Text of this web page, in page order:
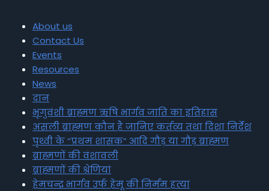
About us
Contact Us
Events
Resources
News
दान
भृगुवंशी ब्राह्मण ऋषि भार्गव जाति का इतिहास
असली ब्राह्मण कौन है जानिए कर्तव्य तथा दिशा निर्देश
पृथ्वी के “प्रथम शासक” आदि गौड़ या गौड़ ब्राह्मण
ब्राह्मणों की वंशावली
ब्राह्मणों की श्रेणियां
हेमचन्द्र भार्गव उर्फ हेमू की निर्मम हत्या